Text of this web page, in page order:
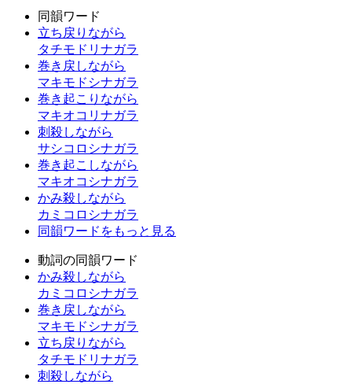
同韻ワード
立ち戻りながら
タチモドリナガラ
巻き戻しながら
マキモドシナガラ
巻き起こりながら
マキオコリナガラ
刺殺しながら
サシコロシナガラ
巻き起こしながら
マキオコシナガラ
かみ殺しながら
カミコロシナガラ
同韻ワードをもっと見る
動詞の同韻ワード
かみ殺しながら
カミコロシナガラ
巻き戻しながら
マキモドシナガラ
立ち戻りながら
タチモドリナガラ
刺殺しながら